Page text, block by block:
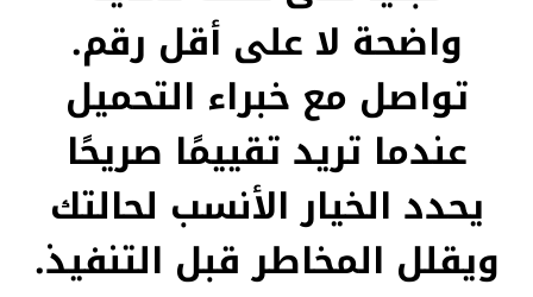
واضحة لا على أقل رقم.
تواصل مع خبراء التحميل
عندما تريد تقييمًا صريحًا
يحدد الخيار الأنسب لحالتك
ويقلل المخاطر قبل التنفيذ.